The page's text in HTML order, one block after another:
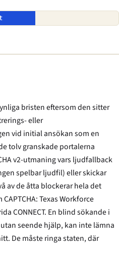
bristen eftersom den sitter
eller
vid initial ansökan som en
tolv granskade portalerna
v2-utmaning vars ljudfallback
spelbar ljudfil) eller skickar
av de åtta blockerar hela det
Texas Workforce
CONNECT. En blind sökande i
seende hjälp, kan inte lämna
De måste ringa staten, där